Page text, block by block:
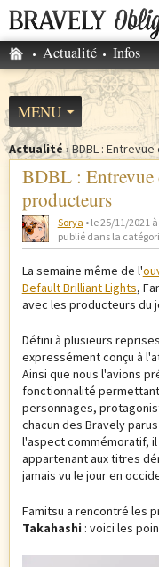
M
e
n
u
Accueil
Actualité Infos
MENU
V
Actualité›BDBL :
BDBL : Entrevue
producteurs
Sorya • le 25/11/2021
dans la
La semaine même de l'
Default Brilliant Lights,
avec les producteurs du
Défini à plusieurs
expressément conçu à
Ainsi que nous l'avions
fonctionnalité
personnages,
chacun des Bravely
l'aspect commémoratif,
appartenant aux titres
jamais vu le jour en
Famitsu a rencontré les
Takahashi : voici les